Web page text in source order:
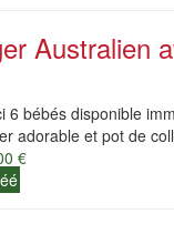
Australien
6 bébés disponible
adorable et pot de
€